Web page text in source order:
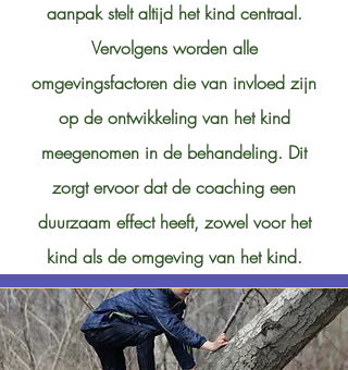
aanpak stelt altijd het kind centraal.
Vervolgens worden alle
omgevingsfactoren die van invloed zijn
op de ontwikkeling van het kind
meegenomen in de behandeling. Dit
zorgt ervoor dat de coaching een
duurzaam effect heeft, zowel voor het
kind als de omgeving van het kind.